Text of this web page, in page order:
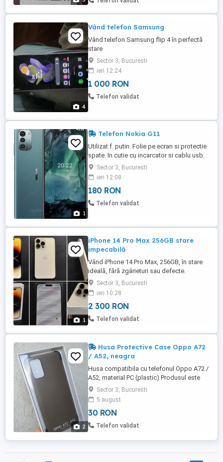
4
Vând telefon Samsung
Vând telefon Samsung flip 4 în perfectă
stare
Sector 3, Bucuresti
ieri 12:24
1 000 RON
Telefon validat
1
Telefon Nokia G11
Utilizat f. putin. Folie pe ecran si protectie
spate. In cutie cu incarcator si cablu usb.
Telefonul oferă o autonomie extinsă și
actualizări software regulate pentru
siguranță și performanță. Are ecran
generos și procesor octa-core pentru
funcționare fluentă. Ecran LCD de 6.5 inch
Sector 3, Bucuresti
ieri 12:08
180 RON
Telefon validat
1
iPhone 14 Pro Max 256GB stare
impecabilă
Vând iPhone 14 Pro Max, 256GB, în stare
ideală, fără zgârieturi sau defecte.
Telefonul a fost îngrijit foarte bine, nu a
avut contact cu apa și funcționează
perfect. Sănătate baterie: 79% Vine cu
cutie originală Decodat merge în orice
rețea Fără intervenții sau reparații Predare
Sector 3, Bucuresti
ieri 10:28
2 300 RON
Telefon validat
2
Husa Protective Case Oppo A72
/ A52, neagra
Husa compatibila cu telefonul Oppo A72 /
A52, material PC (plastic) Produsul este
nou / sigilat (vezi poze) Descriere
generala: Compatibila cu Oppo A72 / A52
design elegant, ușor de asamblat și
demonta protecție la zgârieturi și lovituri
asigura acces la toate porturile /
Sector 3, Bucuresti
5 august
30 RON
Telefon validat